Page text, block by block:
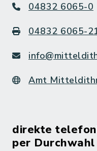
04832 6065-0
04832 6065-
Amt
direkte
per Durchwahl